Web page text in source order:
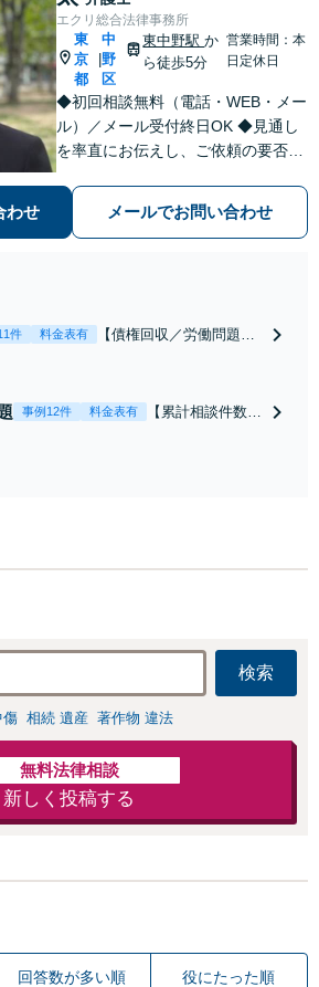
交渉も対応可」
【完全個室対応】
防止のために尽
力」加害者側の対
応可：開示請求の
きの対処法、被害
者との示談交渉
エクリ総合法律事務所
東
京
都
中
野
区
東中野駅か
ら徒歩5分
営業時間：本
日定休日
◆初回相談無料（電話・WEB・メー
ル）／メール受付終日OK ◆見通し
を率直にお伝えし、ご依頼の要否も
解決まで弁護士本人が一貫してスピ
ーディーに対応いたします。 ◆累計
わせ メールでお問い合わせ
件 料金表有
【債権回収／労働問題／
のトラブル・会社内のト
ラブルなど、事後の解決
事例12件 料金表有
【累計相談件数20
様の話を丁寧にう
を正確に読み取り
ます。【東京都在
住以外の方も対
応】
検索
傷 相続 遺産 著作物 違法
無料法律相談
新しく投稿する
回答数が多い順 役にたった順